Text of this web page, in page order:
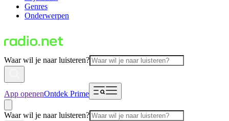
Genres
Onderwerpen
Waar wil je naar luisteren?
App openenOntdek Prime
Waar wil je naar luisteren?